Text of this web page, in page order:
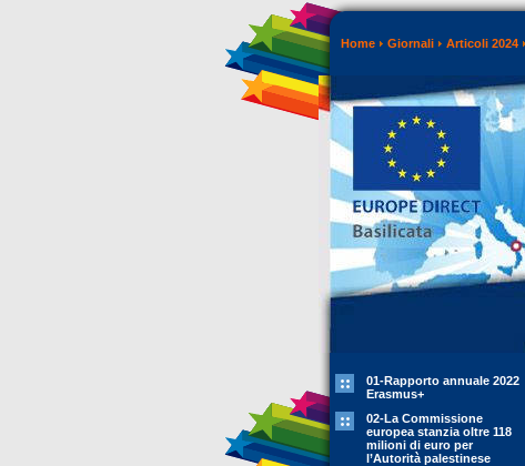
Home Giornali Articoli 2024
01-Rapporto annuale 2022
Erasmus+
02-La Commissione
europea stanzia oltre 118
milioni di euro per
l’Autorità palestinese